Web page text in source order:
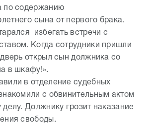
по содержанию
сына от первого брака.
избегать встречи с
Когда сотрудники пришли
открыл сын должника со
в шкафу!».
в отделение судебных
с обвинительным актом
делу. Должнику грозит наказание
свободы.